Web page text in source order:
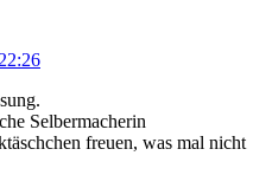
Selbermacherin
freuen, was mal nicht